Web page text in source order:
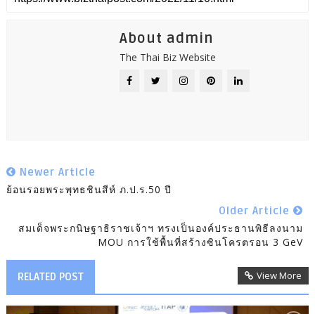
About admin
The Thai Biz Website
Newer Article
ย้อนรอยพระพุทธชินสีห์ ภ.ป.ร.50 ปี
Older Article
สมเด็จพระกนิษฐาธิราชเจ้าฯ ทรงเป็นองค์ประธานพิธีลงนาม
MOU การใช้พื้นที่สร้างซินโครตรอน 3 GeV
RELATED POST View More